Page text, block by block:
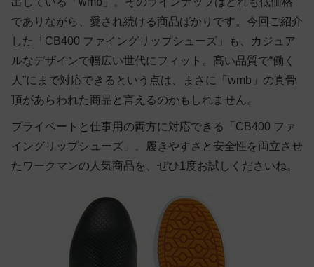
でありながら、愛され続ける商品ばかりです。今回ご紹介
した「CB400 ファイングリップシューズ」も、カジュア
ルなデザインで幅広い世代にフィット。高い品質で“働く
人”にまで対応できるという点は、まさに「wmb」の真骨
頂があらわれた商品と言えるのかもしれません。
プライベートと仕事用の両方に対応できる「CB400 ファ
イングリップシューズ」。履きやすさと安全性を両立させ
たワークマンの人気商品を、ぜひ1度お試しくださいね。